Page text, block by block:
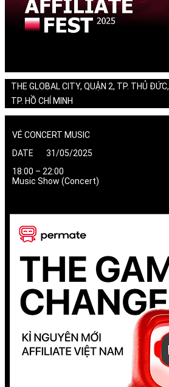
THE GLOBAL CITY, QUẬN 2, TP. THỦ ĐỨC,
TP. HỒ CHÍ MINH
VÉ CONCERT MUSIC
DATE 31/05/2025
18:00 – 22:00
Music Show (Concert)